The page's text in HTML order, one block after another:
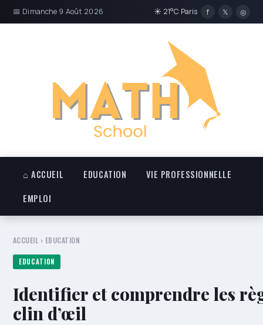
📅 Dimanche 9 Août 2026 ☀ 21°C Paris f 𝕏 ◎
⌂ ACCUEIL EDUCATION
VIE PROFESSIONNELLE
EMPLOI
ACCUEIL › EDUCATION
EDUCATION
Identifier et comprendre les
clin d’œil